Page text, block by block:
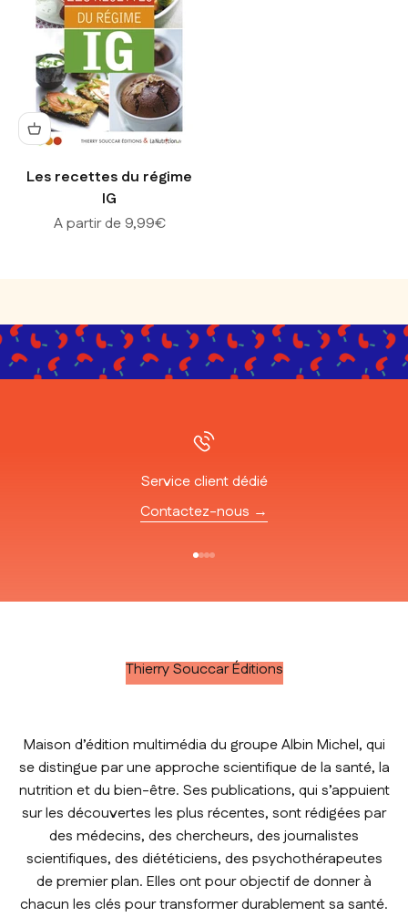
Les recettes du régime
IG
Prix de vente
A partir de 9,99€
Service client dédié
Contactez-nous →
Thierry Souccar Éditions
Maison d’édition multimédia du groupe Albin Michel, qui
se distingue par une approche scientifique de la santé, la
nutrition et du bien-être. Ses publications, qui s’appuient
sur les découvertes les plus récentes, sont rédigées par
des médecins, des chercheurs, des journalistes
scientifiques, des diététiciens, des psychothérapeutes
de premier plan. Elles ont pour objectif de donner à
chacun les clés pour transformer durablement sa santé.